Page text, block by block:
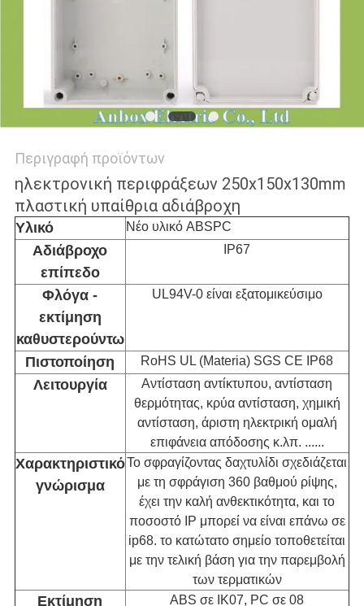
Περιγραφή προϊόντων
ηλεκτρονική περιφράξεων 250x150x130mm
πλαστική υπαίθρια αδιάβροχη
Υλικό Νέο υλικό ABSPC
Αδιάβροχο
επίπεδο
IP67
Φλόγα -
εκτίμηση
καθυστερούντω
UL94V-0 είναι εξατομικεύσιμο
Πιστοποίηση RoHS UL (Materia) SGS CE IP68
Λειτουργία
Αντίσταση αντίκτυπου, αντίσταση
θερμότητας, κρύα αντίσταση, χημική
αντίσταση, άριστη ηλεκτρική ομαλή
επιφάνεια απόδοσης κ.λπ. ......
Χαρακτηριστικό
γνώρισμα
Το σφραγίζοντας δαχτυλίδι σχεδιάζεται
με τη σφράγιση 360 βαθμού ρίψης,
έχει την καλή ανθεκτικότητα, και το
ποσοστό IP μπορεί να είναι επάνω σε
ip68. το κατώτατο σημείο τοποθετείται
με την τελική βάση για την παρεμβολή
των τερματικών
Εκτίμηση
ABS σε IK07, PC σε 08